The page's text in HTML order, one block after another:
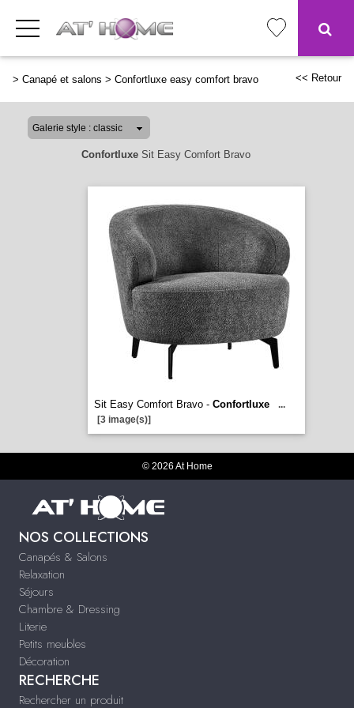
> Canapé et salons > Confortluxe easy comfort bravo << Retour
ConfortluxeSit Easy Comfort Bravo
Sit Easy Comfort Bravo - Confortluxe
...
[3 image(s)]
© 2026 At Home
NOS COLLECTIONS
Canapés & Salons
Relaxation
Séjours
Chambre & Dressing
Literie
Petits meubles
Décoration
RECHERCHE
Rechercher un produit